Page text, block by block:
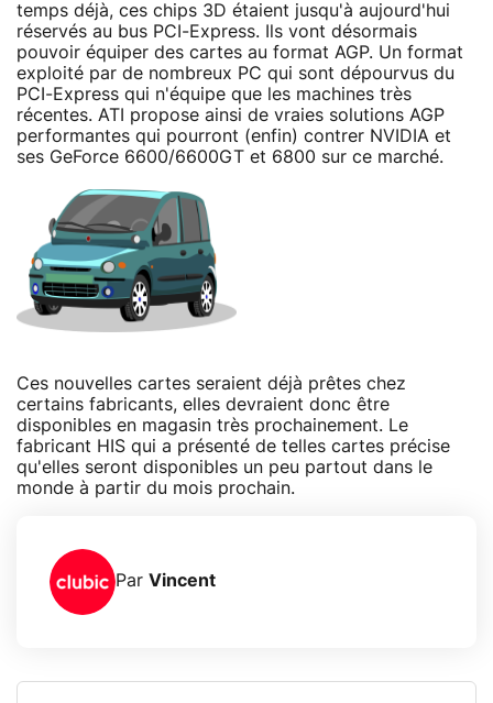
temps déjà, ces chips 3D étaient jusqu'à aujourd'hui
réservés au bus PCI-Express. Ils vont désormais
pouvoir équiper des cartes au format AGP. Un format
exploité par de nombreux PC qui sont dépourvus du
PCI-Express qui n'équipe que les machines très
récentes. ATI propose ainsi de vraies solutions AGP
performantes qui pourront (enfin) contrer NVIDIA et
ses GeForce 6600/6600GT et 6800 sur ce marché.
Ces nouvelles cartes seraient déjà prêtes chez
certains fabricants, elles devraient donc être
disponibles en magasin très prochainement. Le
fabricant HIS qui a présenté de telles cartes précise
qu'elles seront disponibles un peu partout dans le
monde à partir du mois prochain.
Par Vincent